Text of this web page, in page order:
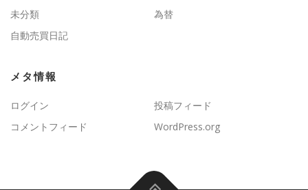
未分類
為替
自動売買日記
メタ情報
ログイン
投稿フィード
コメントフィード
WordPress.org